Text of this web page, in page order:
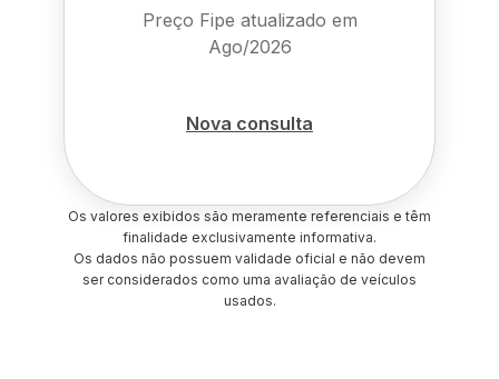
Preço Fipe atualizado em
Ago/2026
Nova consulta
Os valores exibidos são meramente referenciais e têm
finalidade exclusivamente informativa.
Os dados não possuem validade oficial e não devem
ser considerados como uma avaliação de veículos
usados.